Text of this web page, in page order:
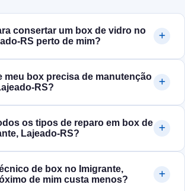
consertar um box de vidro no
perto de mim?
meu box precisa de manutenção
os tipos de reparo em box de
Lajeado‑RS?
de box no Imigrante,
de mim custa menos?